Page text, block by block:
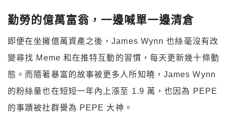
勤勞的億萬富翁，一邊喊單一邊清倉
即便在坐擁億萬資產之後，James Wynn 也絲毫沒有改
變尋找 Meme 和在推特互動的習慣，每天更新幾十條動
態。而隨著暴富的故事被更多人所知曉，James Wynn
的粉絲量也在短短一年內上漲至 1.9 萬，也因為 PEPE
的事蹟被社群譽為 PEPE 大神。